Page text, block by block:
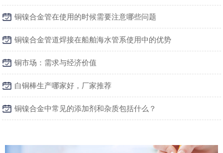
铜镍合金管在使用的时候需要注意哪些问题
铜镍合金管道焊接在船舶海水管系使用中的优势
铜市场：需求与经济价值
白铜棒生产哪家好，厂家推荐
铜镍合金中常见的添加剂和杂质包括什么？